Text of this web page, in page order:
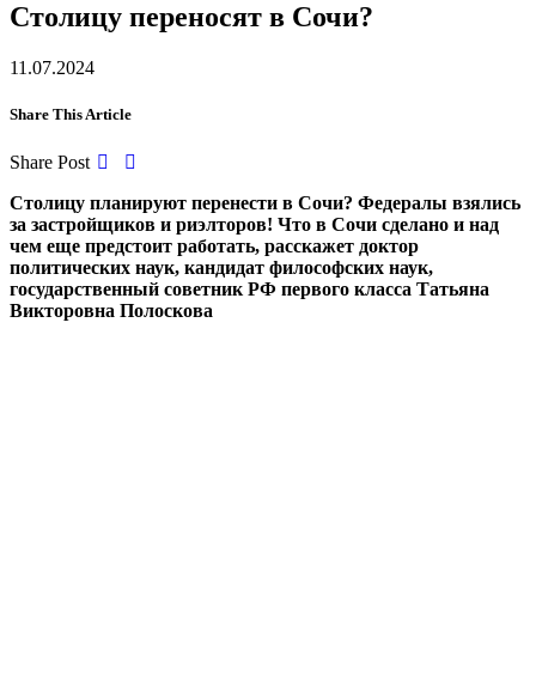
Столицу переносят в Сочи?
11.07.2024
Share This Article
Share Post
Столицу планируют перенести в Сочи? Федералы взялись
за застройщиков и риэлторов! Что в Сочи сделано и над
чем еще предстоит работать, расскажет доктор
политических наук, кандидат философских наук,
государственный советник РФ первого класса Татьяна
Викторовна Полоскова